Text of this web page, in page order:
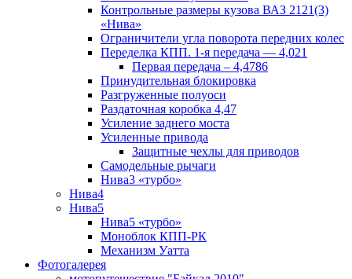
Контрольные размеры кузова ВАЗ 2121(3)
«Нива»
Ограничители угла поворота передних колес
Переделка КПП. 1-я передача — 4,021
Первая передача – 4,4786
Принудительная блокировка
Разгруженные полуоси
Раздаточная коробка 4,47
Усиление заднего моста
Усиленные привода
Защитные чехлы для приводов
Самодельные рычаги
Нива3 «турбо»
Нива4
Нива5
Нива5 «турбо»
Моноблок КПП-РК
Механизм Уатта
Фотогалерея